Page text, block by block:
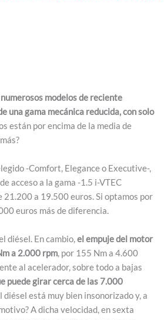
modelos de reciente
una gama mecánica reducida, con solo
están por encima de la media de
-Comfort, Elegance o Executive-,
acceso a la gama -1.5 i-VTEC
a 19.500 euros. Si optamos por
euros más de diferencia.
diésel. En cambio,el empuje del motor
a 2.000 rpm, por 155 Nm a 4.600
al acelerador, sobre todo a bajas
puede girar cerca de las 7.000
diésel está muy bien insonorizado y, a
A dicha velocidad, en sexta